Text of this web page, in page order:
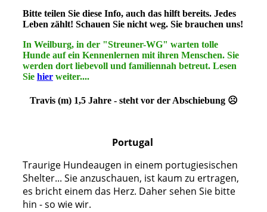
Bitte teilen Sie diese Info, auch das hilft bereits. Jedes
Leben zählt! Schauen Sie nicht weg. Sie brauchen uns!
In Weilburg, in der "Streuner-WG" warten tolle
Hunde auf ein Kennenlernen mit ihren Menschen. Sie
werden dort liebevoll und familiennah betreut. Lesen
Sie hierweiter....
Travis (m) 1,5 Jahre - steht vor der Abschiebung ☹
Portugal
Traurige Hundeaugen in einem portugiesischen
Shelter... Sie anzuschauen, ist kaum zu ertragen,
es bricht einem das Herz. Daher sehen Sie bitte
hin - so wie wir.